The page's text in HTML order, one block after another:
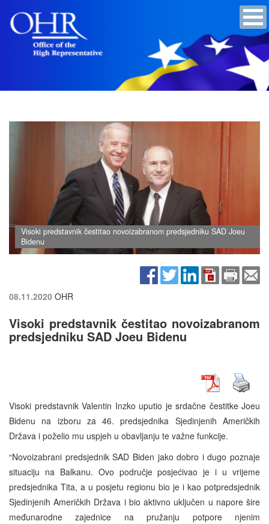
Visoki predstavnik čestitao novoizabranom predsjedniku SAD Joeu
Bidenu
08.11.2020 OHR
Visoki predstavnik čestitao novoizabranom
predsjedniku SAD Joeu Bidenu
Visoki predstavnik Valentin Inzko uputio je srdačne čestitke Joeu
Bidenu na izboru za 46. predsjednika Sjedinjenih Američkih
Država i poželio mu uspjeh u obavljanju te važne funkcije.
“Novoizabrani predsjednik SAD Biden jako dobro i dugo poznaje
situaciju na Balkanu. Ovo područje posjećivao je i u vrijeme
predsjednika Tita, a u posjetu regionu bio je i kao potpredsjednik
Sjedinjenih Američkih Država i bio aktivno uključen u napore šire
međunarodne zajednice na pružanju potpore njenim